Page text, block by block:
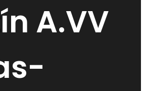
A.VV